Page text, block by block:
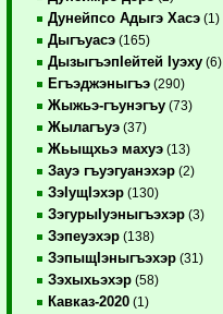
Дунейпсо Адыгэ Хасэ (1)
Дыгъуасэ (165)
ДызыгъэпIейтей Iуэху (6)
Егъэджэныгъэ (290)
Жыжьэ-гъунэгъу (73)
Жылагъуэ (37)
Жьыщхьэ махуэ (13)
Зауэ гъуэгуанэхэр (2)
ЗэIущIэхэр (130)
ЗэгурыIуэныгъэхэр (3)
Зэпеуэхэр (138)
ЗэпыщIэныгъэхэр (31)
Зэхыхьэхэр (58)
Кавказ-2020 (1)